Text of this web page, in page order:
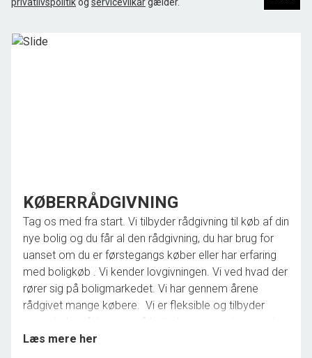
KØBERRÅDGIVNING
Tag os med fra start. Vi tilbyder rådgivning til køb af din
nye bolig og du får al den rådgivning, du har brug for
uanset om du er førstegangs køber eller har erfaring
med boligkøb . Vi kender lovgivningen. Vi ved hvad der
rører sig på boligmarkedet. Vi har gennem årene
rådgivet mange købere. Vi er fleksible og tilbyder
vores køberrådgivning på højt plan, men i et sprog du
forstår.
Læs mere her